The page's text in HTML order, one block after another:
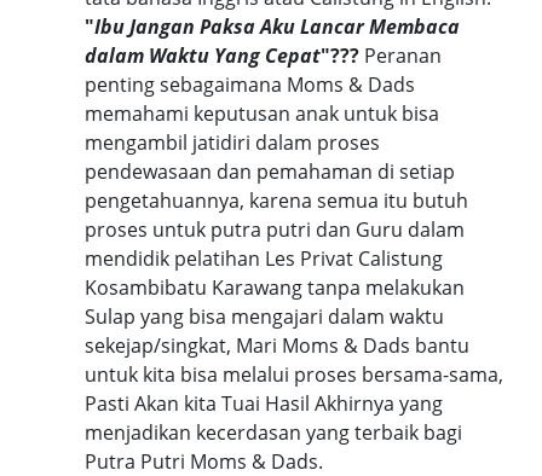
"Ibu Jangan Paksa Aku Lancar Membaca
dalam Waktu Yang Cepat"??? Peranan
penting sebagaimana Moms & Dads
memahami keputusan anak untuk bisa
mengambil jatidiri dalam proses
pendewasaan dan pemahaman di setiap
pengetahuannya, karena semua itu butuh
proses untuk putra putri dan Guru dalam
mendidik pelatihan Les Privat Calistung
Kosambibatu Karawang tanpa melakukan
Sulap yang bisa mengajari dalam waktu
sekejap/singkat, Mari Moms & Dads bantu
untuk kita bisa melalui proses bersama-sama,
Pasti Akan kita Tuai Hasil Akhirnya yang
menjadikan kecerdasan yang terbaik bagi
Putra Putri Moms & Dads.